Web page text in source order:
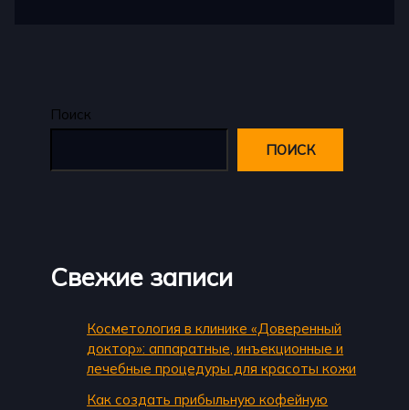
Поиск
ПОИСК
Свежие записи
Косметология в клинике «Доверенный
доктор»: аппаратные, инъекционные и
лечебные процедуры для красоты кожи
Как создать прибыльную кофейную